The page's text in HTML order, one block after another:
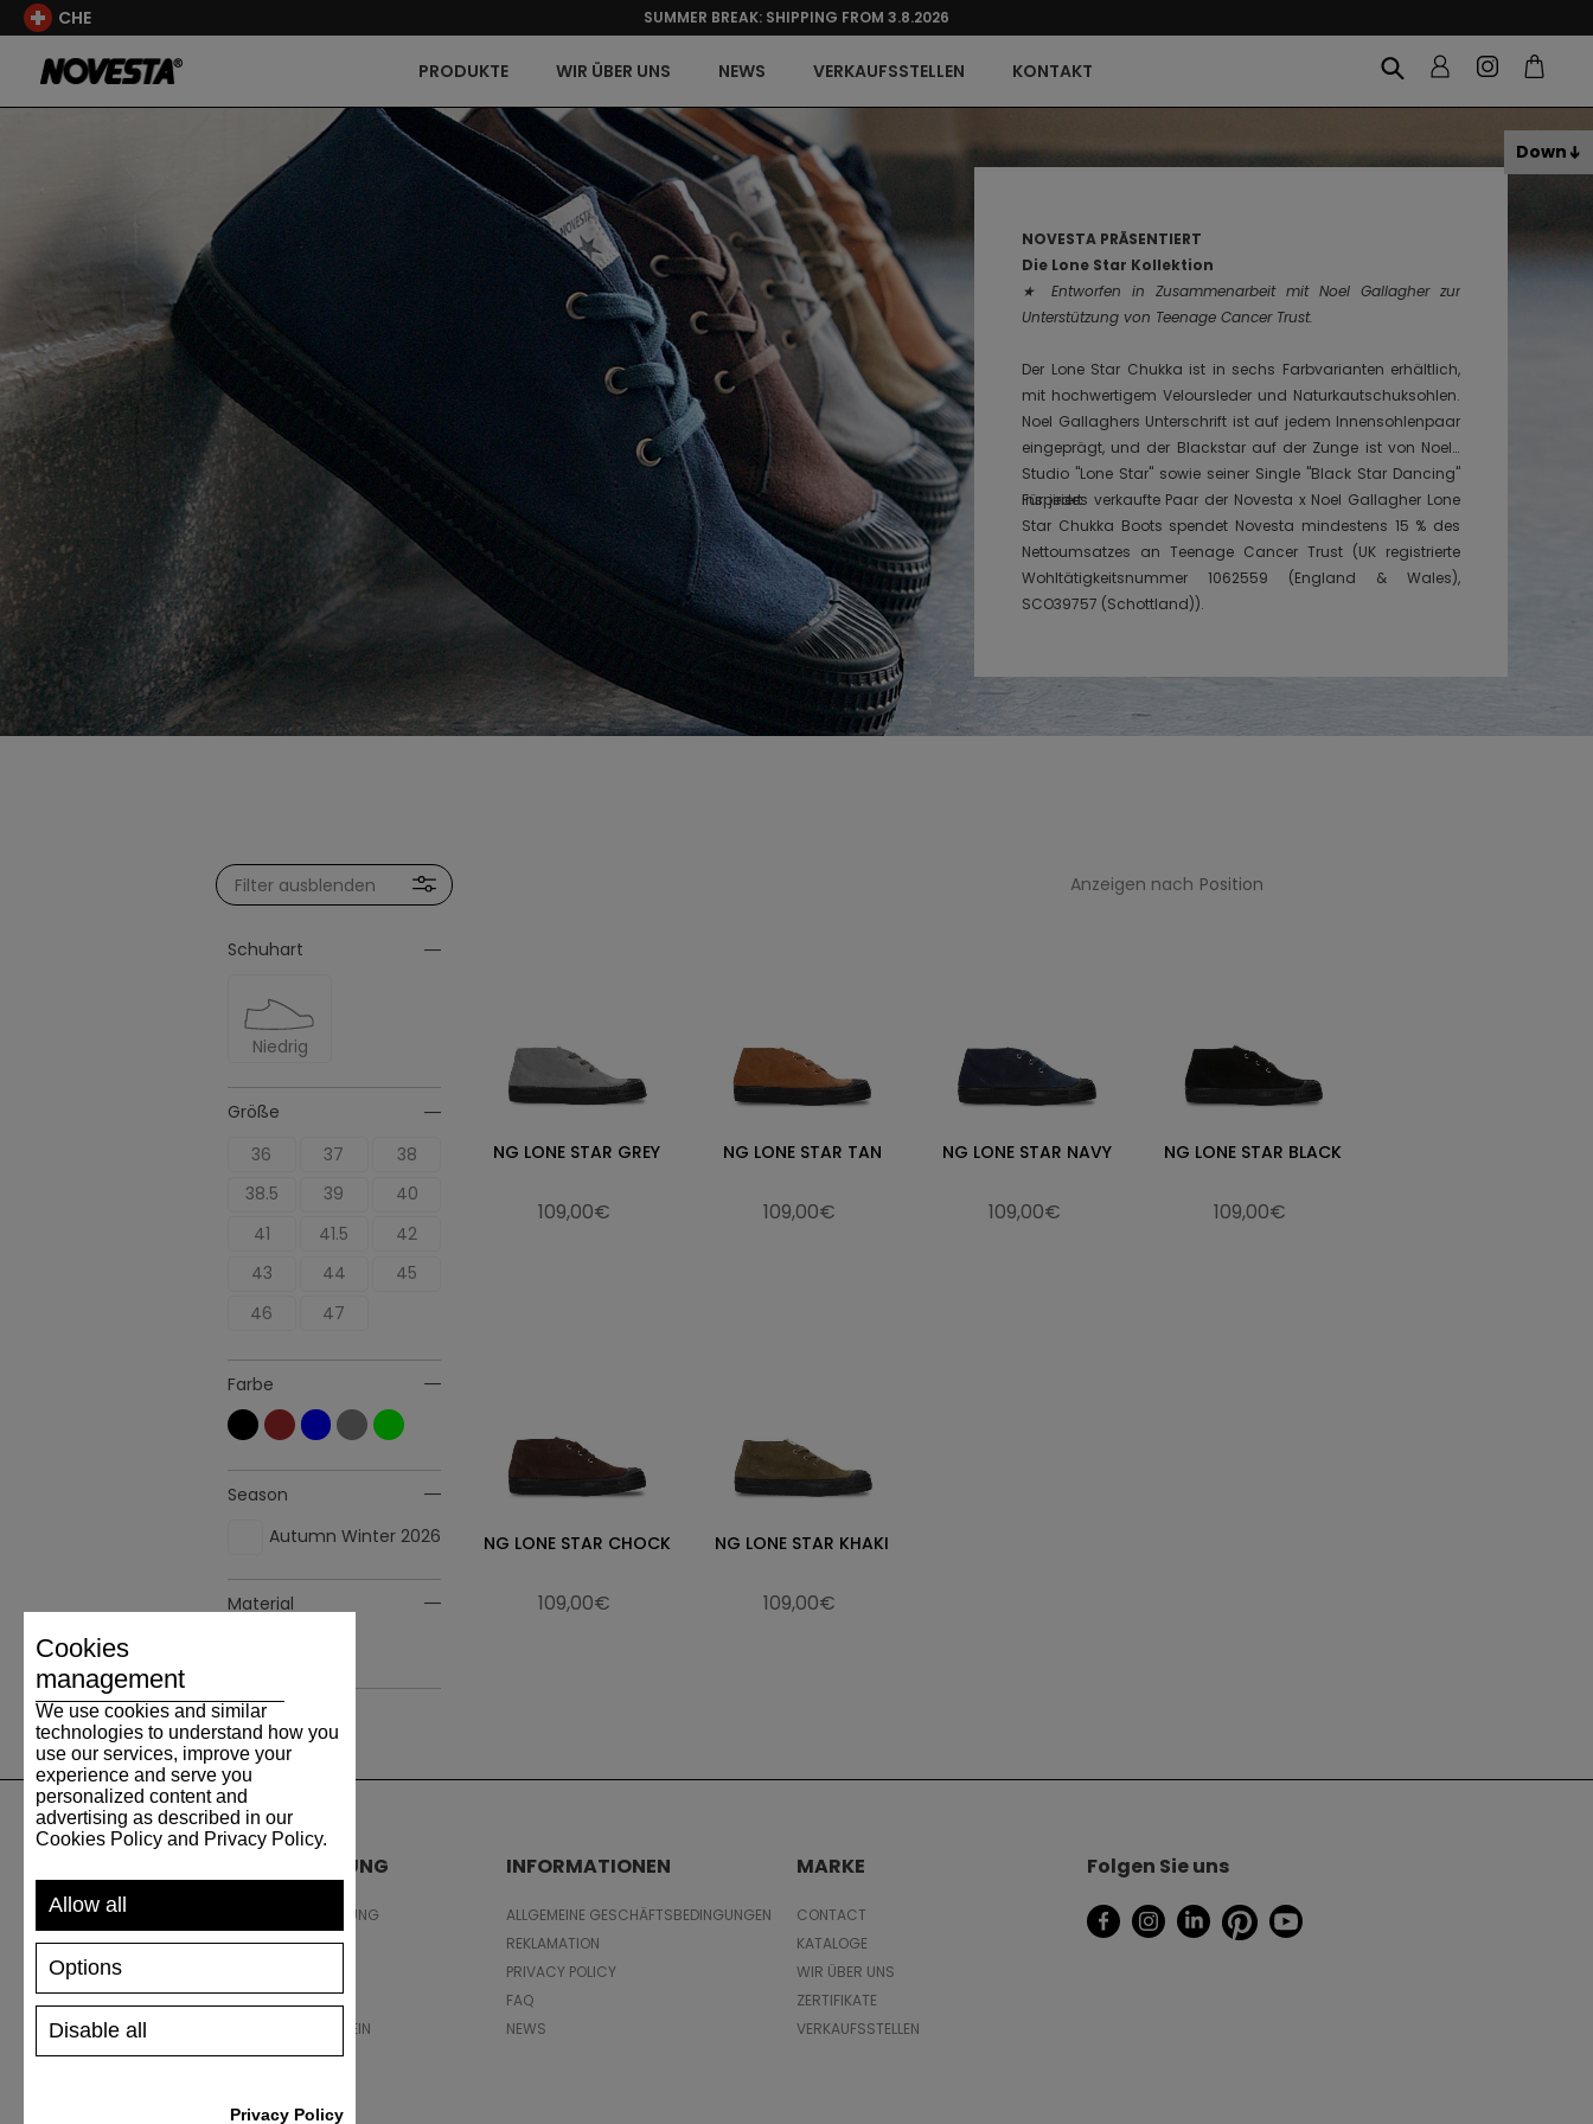
CHE SUMMER BREAK: SHIPPING FROM 3.8.2026
PRODUKTE WIR ÜBER UNS NEWS VERKAUFSSTELLEN KONTAKT
NOVESTA PRÄSENTIERT
Die Lone Star Kollektion
★ Entworfen in Zusammenarbeit mit Noel Gallagher zur
Unterstützung von Teenage Cancer Trust.
Der Lone Star Chukka ist in sechs Farbvarianten erhältlich,
mit hochwertigem Veloursleder und Naturkautschuksohlen.
Noel Gallaghers Unterschrift ist auf jedem Innensohlenpaar
eingeprägt, und der Blackstar auf der Zunge ist von Noels
Studio "Lone Star" sowie seiner Single "Black Star Dancing"
inspiriert.
Für jedes verkaufte Paar der Novesta x Noel Gallagher Lone
Star Chukka Boots spendet Novesta mindestens 15 % des
Nettoumsatzes an Teenage Cancer Trust (UK registrierte
Wohltätigkeitsnummer 1062559 (England & Wales),
SCO39757 (Schottland)).
Filter ausblenden Anzeigen nach
Schuhart
Niedrig
Größe
36
37
38
38.5
39
40
41
41.5
42
43
44
45
46
47
Farbe
Season
Autumn Winter 2026
Material
NG LONE STAR GREY
109,00€
NG LONE STAR TAN
109,00€
NG LONE STAR NAVY
109,00€
NG LONE STAR BLACK
109,00€
NG LONE STAR CHOCK
109,00€
NG LONE STAR KHAKI
109,00€
UNTERSTÜTZUNG
VERSAND UND ZAHLUNG
RÜCKSENDUNG
SCHUHPFLEGE
GESCHENKGUTSCHEIN
REZENSIONEN
INFORMATIONEN
ALLGEMEINE GESCHÄFTSBEDINGUNGEN
REKLAMATION
PRIVACY POLICY
FAQ
NEWS
MARKE
CONTACT
KATALOGE
WIR ÜBER UNS
ZERTIFIKATE
VERKAUFSSTELLEN
Folgen Sie uns
Cookies
management
We use cookies and similar
technologies to understand how you
use our services, improve your
experience and serve you
personalized content and
advertising as described in our
Cookies Policy and Privacy Policy.
Allow all
Disable all
Options
Privacy Policy
Down